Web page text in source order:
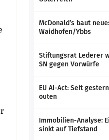
McDonald’s baut
Waidhofen/Ybbs
Stiftungsrat Lederer
SN gegen Vorwürfe
EU AI-Act: Seit
outen
Immobilien-Analyse:
sinkt auf Tiefstand